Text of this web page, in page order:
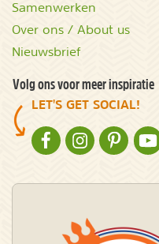
Samenwerken
Over ons / About us
Nieuwsbrief
Volg ons voor meer inspiratie
LET'S GET SOCIAL!
NATURESCANNER OP